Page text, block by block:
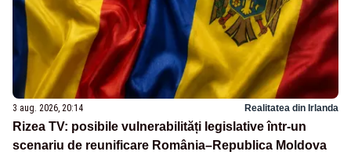
3 aug. 2026, 20:14 Realitatea din Irlanda
Rizea TV: posibile vulnerabilități legislative într-un
scenariu de reunificare România–Republica Moldova